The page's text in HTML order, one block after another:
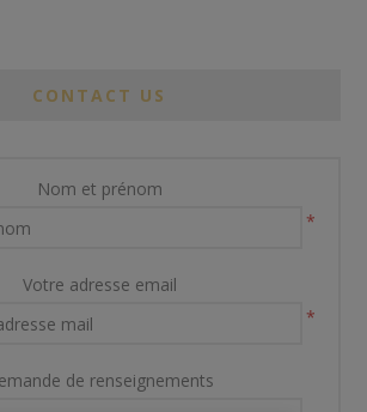
CONTACT US
Nom et prénom
*
Votre adresse email
*
de renseignements